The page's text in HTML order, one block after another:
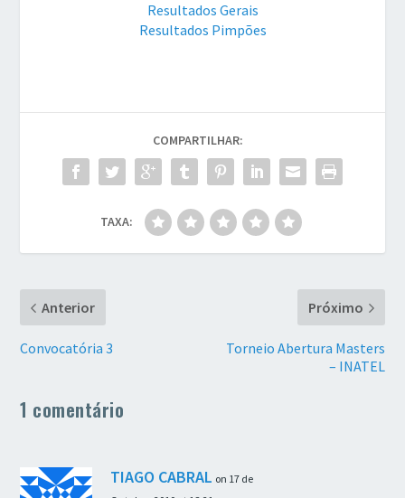
Resultados Gerais
Resultados Pimpões
COMPARTILHAR:
TAXA:
Anterior
Convocatória 3
Próximo
Torneio Abertura Masters
– INATEL
1 comentário
TIAGO CABRAL on 17 de